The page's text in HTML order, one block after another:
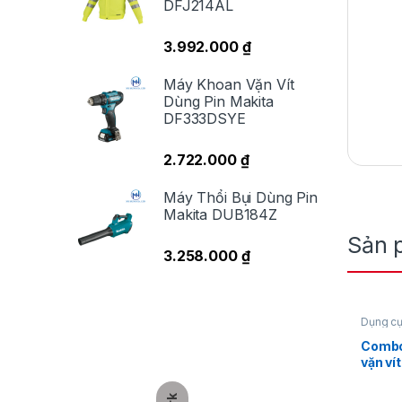
Sản
Dụng
Máy
vặn
DFJ214AL
3.992.000 ₫
Máy Khoan Vặn Vít
Dùng Pin Makita
DF333DSYE
2.722.000 ₫
Máy Thổi Bụi Dùng Pin
Makita DUB184Z
3.258.000 ₫